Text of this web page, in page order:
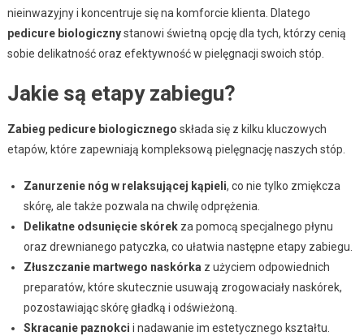
nieinwazyjny i koncentruje się na komforcie klienta. Dlatego
pedicure biologicznystanowi świetną opcję dla tych, którzy cenią
sobie delikatność oraz efektywność w pielęgnacji swoich stóp.
Jakie są etapy zabiegu?
Zabieg pedicure biologicznego składa się z kilku kluczowych
etapów, które zapewniają kompleksową pielęgnację naszych stóp.
Zanurzenie nóg w relaksującej kąpieli, co nie tylko zmiękcza
skórę, ale także pozwala na chwilę odprężenia.
Delikatne odsunięcie skórekza pomocą specjalnego płynu
oraz drewnianego patyczka, co ułatwia następne etapy zabiegu.
Złuszczanie martwego naskórka z użyciem odpowiednich
preparatów, które skutecznie usuwają zrogowaciały naskórek,
pozostawiając skórę gładką i odświeżoną.
Skracanie paznokci i nadawanie im estetycznego kształtu.